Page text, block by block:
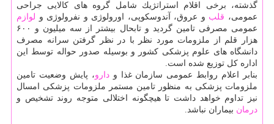
گذشته، برخی اقلام استراتژیك شامل گروه های كالایی جراحی
عمومی، قلب و عروق، آندوسكوپی، اورولوژی و نفرولوژی و لوازم
عمومی مصرفی تامین گردید و تابحال بیشتر از سه میلیون و ۶۰۰
هزار قلم از ملزومات مورد نظر با در نظر گرفتن سرانه مصرف
دانشگاه های علوم پزشكی كشور و بوسیله صدور حواله توسط این
اداره كل توزیع شده است.
بنابر اعلام روابط عمومی سازمان غذا ودارو، پایش وضعیت تامین
ملزومات پزشكی به منظور تامین مستمر ملزومات پزشكی امسال
نیز تداوم خواهد داشت تا هیچگونه اختلالی متوجه روند تشخیص و
درمان بیماران نباشد.